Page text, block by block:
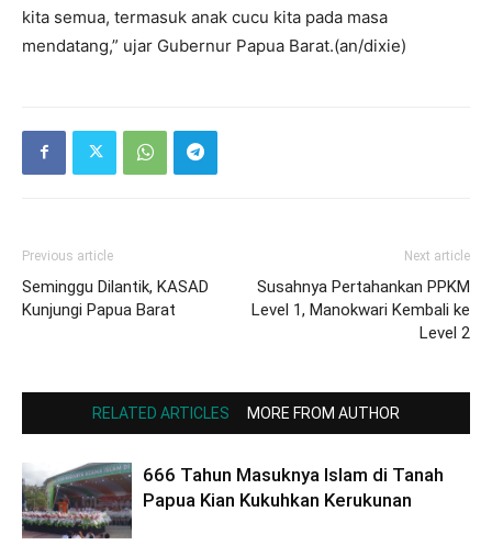
kita semua, termasuk anak cucu kita pada masa
mendatang,” ujar Gubernur Papua Barat.(an/dixie)
Previous article
Seminggu Dilantik, KASAD
Kunjungi Papua Barat
Next article
Susahnya Pertahankan PPKM
Level 1, Manokwari Kembali ke
Level 2
RELATED ARTICLES MORE FROM AUTHOR
666 Tahun Masuknya Islam di Tanah
Papua Kian Kukuhkan Kerukunan